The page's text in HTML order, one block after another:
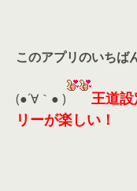
このアプリのいちば
(●´∀｀● )
王道
リーが楽しい！